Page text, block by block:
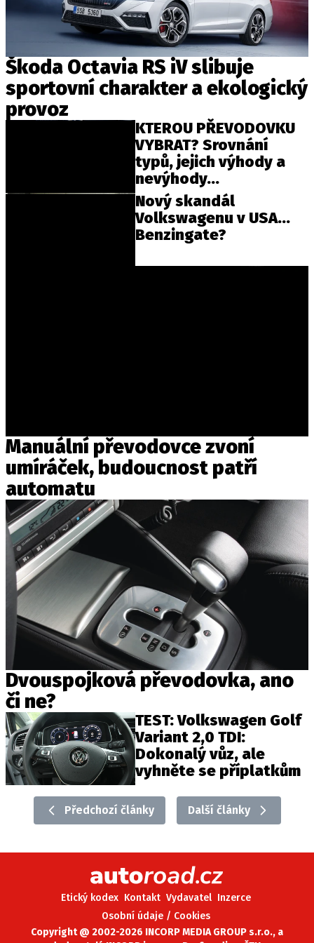
Provozovatelem serveru autoroad.cz je
INCORP MEDIA GROUP s.r.o., IČ: 118 23 054
Škoda Octavia RS iV slibuje
sportovní charakter a ekologický
provoz
KTEROU PŘEVODOVKU
VYBRAT? Srovnání
typů, jejich výhody a
nevýhody...
Nový skandál
Volkswagenu v USA...
Benzingate?
Manuální převodovce zvoní
umíráček, budoucnost patří
automatu
Dvouspojková převodovka, ano
či ne?
TEST: Volkswagen Golf
Variant 2,0 TDI:
Dokonalý vůz, ale
vyhněte se příplatkům
Předchozí články Další články
Etický kodex Kontakt Vydavatel Inzerce
Osobní údaje / Cookies
Copyright @ 2002-2026 INCORP MEDIA GROUP s.r.o., a